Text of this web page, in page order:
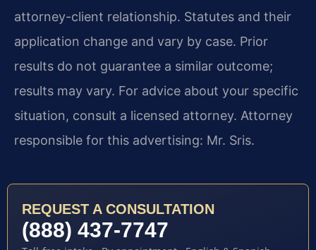
attorney-client relationship. Statutes and their
application change and vary by case. Prior
results do not guarantee a similar outcome;
results may vary. For advice about your specific
situation, consult a licensed attorney. Attorney
responsible for this advertising: Mr. Sris.
REQUEST A CONSULTATION
(888) 437-7747